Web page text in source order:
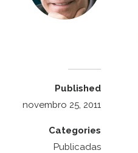
Published
novembro 25, 2011
Categories
Publicadas